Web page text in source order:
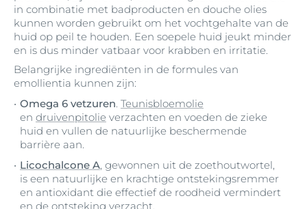
in combinatie met badproducten en douche olies
kunnen worden gebruikt om het vochtgehalte van de
huid op peil te houden. Een soepele huid jeukt minder
en is dus minder vatbaar voor krabben en irritatie.
Belangrijke ingrediënten in de formules van
emollientia kunnen zijn:
Omega 6 vetzuren. Teunisbloemolie
en druivenpitolie verzachten en voeden de zieke
huid en vullen de natuurlijke beschermende
barrière aan.
Licochalcone A, gewonnen uit de zoethoutwortel,
is een natuurlijke en krachtige ontstekingsremmer
en antioxidant die effectief de roodheid vermindert
en de ontsteking verzacht.